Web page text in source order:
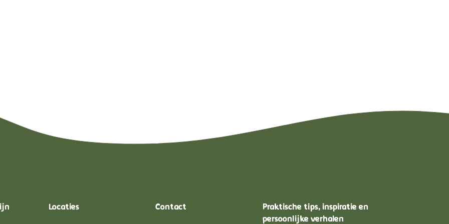
Locaties Contact
Praktische tips, inspiratie en
persoonlijke verhalen